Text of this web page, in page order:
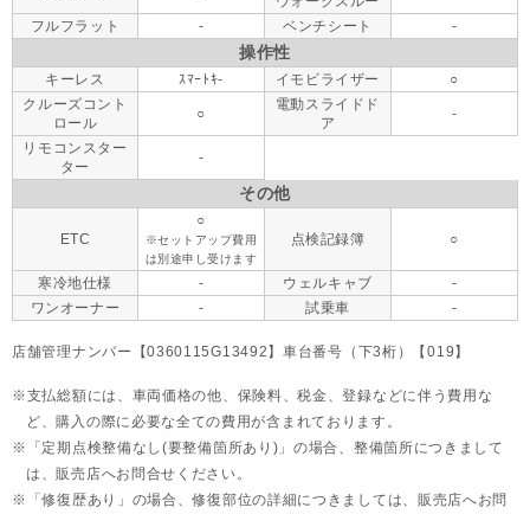
フルフラット - ベンチシート -
操作性
キーレス ｽﾏｰﾄｷ- イモビライザー
○
クルーズコント
ロール
○
電動スライドド
ア
-
リモコンスター
ター
-
その他
ETC
○
※セットアップ費用
は別途申し受けます
点検記録簿 ○
寒冷地仕様 - ウェルキャブ
-
ワンオーナー
- 試乗車 -
店舗管理ナンバー【0360115G13492】車台番号（下3桁）【019】
支払総額には、車両価格の他、保険料、税金、登録などに伴う費用な
ど、購入の際に必要な全ての費用が含まれております。
「定期点検整備なし(要整備箇所あり)」の場合、整備箇所につきまして
は、販売店へお問合せください。
「修復歴あり」の場合、修復部位の詳細につきましては、販売店へお問